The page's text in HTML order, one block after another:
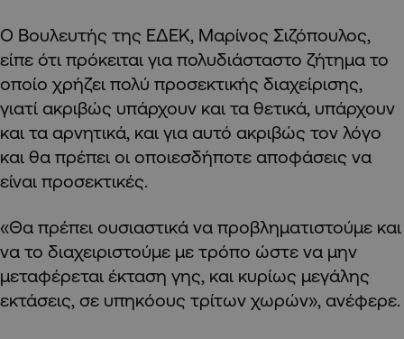
Ο Βουλευτής της ΕΔΕΚ, Μαρίνος Σιζόπουλος,
είπε ότι πρόκειται για πολυδιάσταστο ζήτημα το
οποίο χρήζει πολύ προσεκτικής διαχείρισης,
γιατί ακριβώς υπάρχουν και τα θετικά, υπάρχουν
και τα αρνητικά, και για αυτό ακριβώς τον λόγο
και θα πρέπει οι οποιεσδήποτε αποφάσεις να
είναι προσεκτικές.
«Θα πρέπει ουσιαστικά να προβληματιστούμε και
να το διαχειριστούμε με τρόπο ώστε να μην
μεταφέρεται έκταση γης, και κυρίως μεγάλης
εκτάσεις, σε υπηκόους τρίτων χωρών», ανέφερε.